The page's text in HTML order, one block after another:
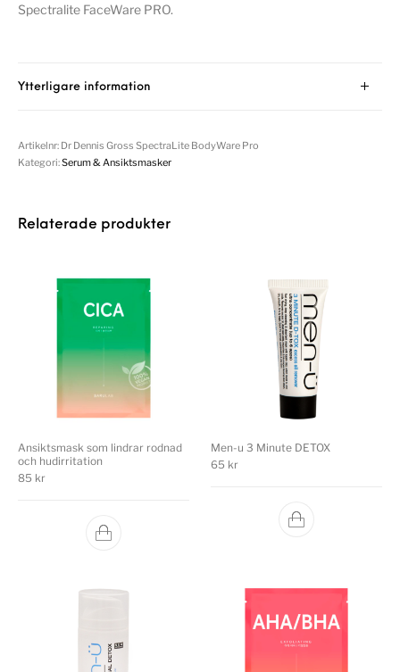
Spectralite FaceWare PRO.
Ytterligare information
Artikelnr: Dr Dennis Gross SpectraLite BodyWare Pro
Kategori:Serum & Ansiktsmasker
Relaterade produkter
Ansiktsmask som lindrar rodnad
och hudirritation
85 kr
Men-u 3 Minute DETOX
65 kr